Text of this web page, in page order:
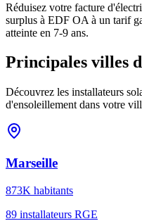
Réduisez votre facture
surplus à EDF OA à un tarif
atteinte en 7-9 ans.
Principales villes
Découvrez les installateurs
d'ensoleillement dans votre
Marseille
873K habitants
89 installateurs RGE